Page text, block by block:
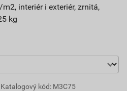
interiér i exteriér, zrnitá,
kg
Katalogový kód: M3C75